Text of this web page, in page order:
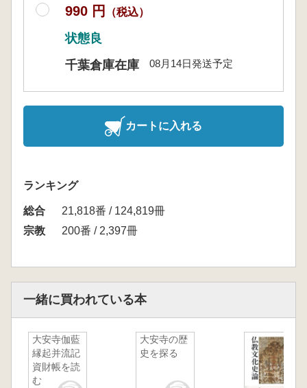
990 円 （税込）
状態良
千葉倉庫在庫
08月14日発送予定
カートに入れる
ランキング
総合
21,818番 / 124,819冊
宗教
200番 / 2,397冊
一緒に買われている本
大安寺伽藍
縁起并流記
資財帳を読
む
大安寺の歴
史を探る